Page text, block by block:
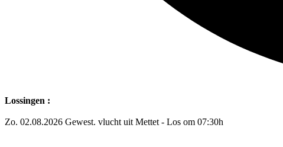
Lossingen :
Zo. 02.08.2026 Gewest. vlucht uit Mettet - Los om 07:30h